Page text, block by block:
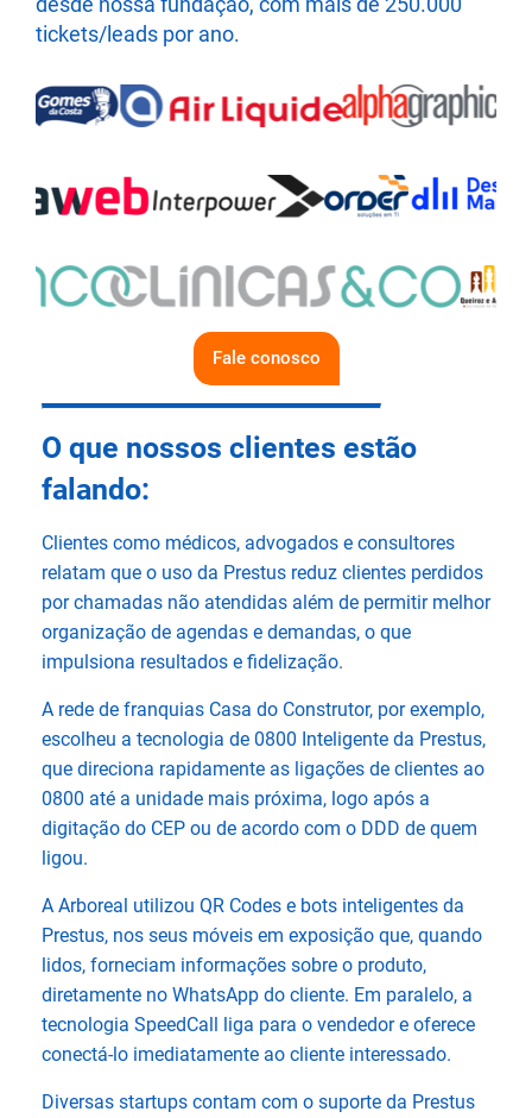
tickets/leads por ano.
Fale conosco
O que nossos clientes estão
falando:
Clientes como médicos, advogados e consultores
relatam que o uso da Prestus reduz clientes perdidos
por chamadas não atendidas além de permitir melhor
organização de agendas e demandas, o que
impulsiona resultados e fidelização.
A rede de franquias Casa do Construtor, por exemplo,
escolheu a tecnologia de 0800 Inteligente da Prestus,
que direciona rapidamente as ligações de clientes ao
0800 até a unidade mais próxima, logo após a
digitação do CEP ou de acordo com o DDD de quem
ligou.
A Arboreal utilizou QR Codes e bots inteligentes da
Prestus, nos seus móveis em exposição que, quando
lidos, forneciam informações sobre o produto,
diretamente no WhatsApp do cliente. Em paralelo, a
tecnologia SpeedCall liga para o vendedor e oferece
conectá-lo imediatamente ao cliente interessado.
Diversas startups contam com o suporte da Prestus